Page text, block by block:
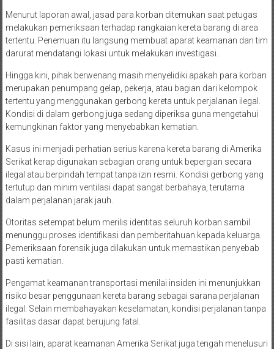
Menurut laporan awal, jasad para korban ditemukan saat petugas
melakukan pemeriksaan terhadap rangkaian kereta barang di area
tertentu. Penemuan itu langsung membuat aparat keamanan dan tim
darurat mendatangi lokasi untuk melakukan investigasi.
Hingga kini, pihak berwenang masih menyelidiki apakah para korban
merupakan penumpang gelap, pekerja, atau bagian dari kelompok
tertentu yang menggunakan gerbong kereta untuk perjalanan ilegal.
Kondisi di dalam gerbong juga sedang diperiksa guna mengetahui
kemungkinan faktor yang menyebabkan kematian.
Kasus ini menjadi perhatian serius karena kereta barang di Amerika
Serikat kerap digunakan sebagian orang untuk bepergian secara
ilegal atau berpindah tempat tanpa izin resmi. Kondisi gerbong yang
tertutup dan minim ventilasi dapat sangat berbahaya, terutama
dalam perjalanan jarak jauh.
Otoritas setempat belum merilis identitas seluruh korban sambil
menunggu proses identifikasi dan pemberitahuan kepada keluarga.
Pemeriksaan forensik juga dilakukan untuk memastikan penyebab
pasti kematian.
Pengamat keamanan transportasi menilai insiden ini menunjukkan
risiko besar penggunaan kereta barang sebagai sarana perjalanan
ilegal. Selain membahayakan keselamatan, kondisi perjalanan tanpa
fasilitas dasar dapat berujung fatal.
Di sisi lain, aparat keamanan Amerika Serikat juga tengah menelusuri